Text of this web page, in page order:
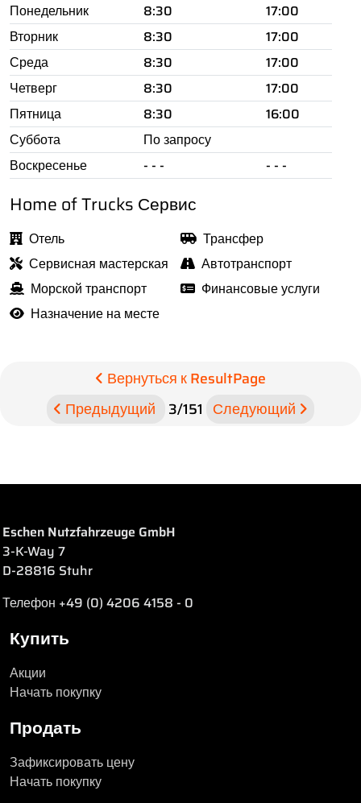
Понедельник 8:30
17:00
Вторник
8:30
17:00
Среда
8:30
17:00
Четверг
8:30
17:00
Пятница
8:30
16:00
Суббота
По запросу
Воскресенье
- - - - - -
Home of Trucks Сервис
Отель
Трансфер
Сервисная мастерская
Автотранспорт
Морской транспорт
Финансовые услуги
Назначение на месте
Вернуться к ResultPage
Предыдущий
3/151 Следующий
Eschen Nutzfahrzeuge GmbH
3-K-Way 7
D-28816 Stuhr
Телефон +49 (0) 4206 4158 - 0
Купить
Акции
Начать покупку
Продать
Зафиксировать цену
Начать покупку